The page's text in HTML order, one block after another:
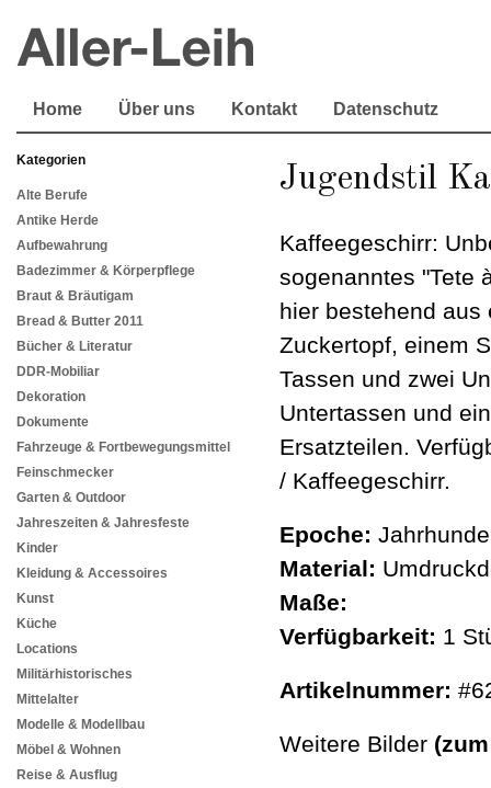
Home Über uns Kontakt Datenschutz
Kategorien
Alte Berufe
Antike Herde
Aufbewahrung
Badezimmer & Körperpflege
Braut & Bräutigam
Bread & Butter 2011
Bücher & Literatur
DDR-Mobiliar
Dekoration
Dokumente
Fahrzeuge & Fortbewegungsmittel
Feinschmecker
Garten & Outdoor
Jahreszeiten & Jahresfeste
Kinder
Kleidung & Accessoires
Kunst
Küche
Locations
Militärhistorisches
Mittelalter
Modelle & Modellbau
Möbel & Wohnen
Reise & Ausflug
Jugendstil
Kaffeegeschirr:
sogenanntes "Tete
hier bestehend aus
Zuckertopf, einem
Tassen und zwei
Untertassen und
Ersatzteilen.
/ Kaffeegeschirr.
Epoche:
Material:
Maße:
Verfügbarkeit: 1
Artikelnummer:
Weitere Bilder